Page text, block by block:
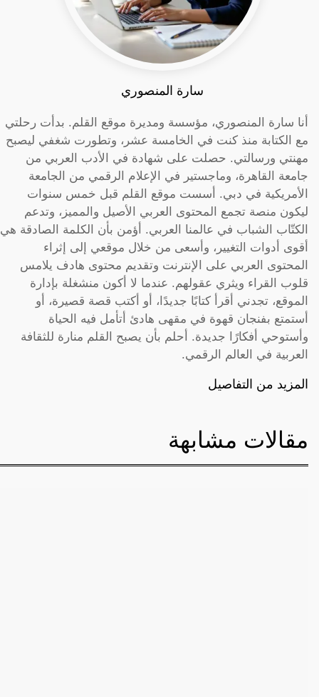
سارة المنصوري
أنا سارة المنصوري، مؤسسة ومديرة موقع القلم. بدأت رحلتي
مع الكتابة منذ كنت في الخامسة عشر، وتطورت شغفي ليصبح
مهنتي ورسالتي. حصلت على شهادة في الأدب العربي من
جامعة القاهرة، وماجستير في الإعلام الرقمي من الجامعة
الأمريكية في دبي. أسست موقع القلم قبل خمس سنوات
ليكون منصة تجمع المحتوى العربي الأصيل والمميز، وتدعم
الكتّاب الشباب في عالمنا العربي. أؤمن بأن الكلمة الصادقة هي
أقوى أدوات التغيير، وأسعى من خلال موقعي إلى إثراء
المحتوى العربي على الإنترنت وتقديم محتوى هادف يلامس
قلوب القراء ويثري عقولهم. عندما لا أكون منشغلة بإدارة
الموقع، تجدني أقرأ كتابًا جديدًا، أو أكتب قصة قصيرة، أو
أستمتع بفنجان قهوة في مقهى هادئ أتأمل فيه الحياة
وأستوحي أفكارًا جديدة. أحلم بأن يصبح القلم منارة للثقافة
العربية في العالم الرقمي.
المزيد من التفاصيل
مقالات مشابهة